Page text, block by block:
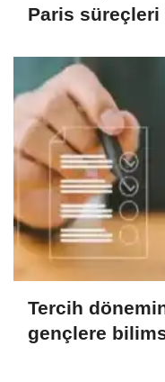
Paris süreçleri
Tercih
gençlere